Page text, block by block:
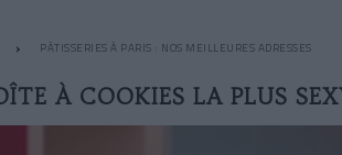
PÂTISSERIES À PARIS : NOS MEILLEURES ADRESSES
À COOKIES LA PLUS